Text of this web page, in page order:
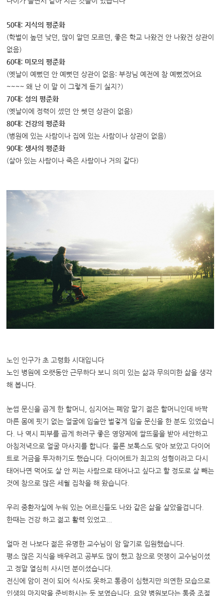
50대: 지식의 평준화
(학벌이 높던 낮던, 많이 알던 모르던, 좋은 학교 나왔건 안 나왔건 상관이
없음)
60대: 미모의 평준화
(옛날이 예뻤던 안 예뻣던 상관이 없음: 부장님 예전에 참 예뻤겠어요
~~~~ 왜 난 이 말 이 그렇게 듣기 싫지?)
70대: 성의 평준화
(옛날이에 정력이 셌던 안 쎗던 상관이 없음)
80대: 건강의 평준화
(병원에 있는 사람이나 집에 있는 사람이나 상관이 없음)
90대: 생사의 평준화
(살아 있는 사람이나 죽은 사람이나 거의 같다)
노인 인구가 초 고령화 시대입니다
노인 병원에 오랫동안 근무하다 보니 의미 있는 삶과 무의미한 삶을 생각
해 봅니다.
눈썹 문신을 곱게 한 할머니, 심지어는 폐암 말기 젊은 할머니인데 바짝
마른 몸에 핏기 없는 얼굴에 입술만 벌겋게 입술 문신을 한 분도 있었습니
다. 나 역시 피부를 곱게 하려구 좋은 영양제에 쌀뜨물을 받아 세안하고
아침저녁으로 얼굴 마사지를 합니다. 물론 보톡스도 맞아 보았고 다이어
트로 거금을 투자하기도 했습니다. 다이어트가 최고의 성형이라고 다시
태어나면 먹어도 살 안 찌는 사람으로 태어나고 싶다고 할 정도로 살 빼는
것에 참으로 많은 세월 집착을 해 왔습니다.
우리 중환자실에 누워 있는 어르신들도 나와 같은 삶을 살았을겁니다.
한때는 건강 하고 젊고 활력 있었고...
얼마 전 나보다 젊은 유명한 교수님이 암 말기로 입원했습니다.
평소 많은 지식을 배우려고 공부도 많이 했고 참으로 멋쟁이 교수님이셨
고 정말 열심히 사시던 분이셨습니다.
전신에 암이 전이 되어 식사도 못하고 통증이 심했지만 의연한 모습으로
인생의 마지막을 준비하시는 듯 보였습니다. 요양 병원보다는 통증 조절